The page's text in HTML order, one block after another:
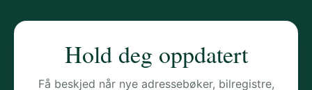
Hold deg oppdatert
Få beskjed når nye adressebøker, bilregistre,